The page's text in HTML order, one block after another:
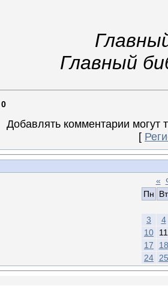
Главный
0
Добавлять комментарии могут
[
«
Пн
Вт
3
4
10
11
17
18
24
25